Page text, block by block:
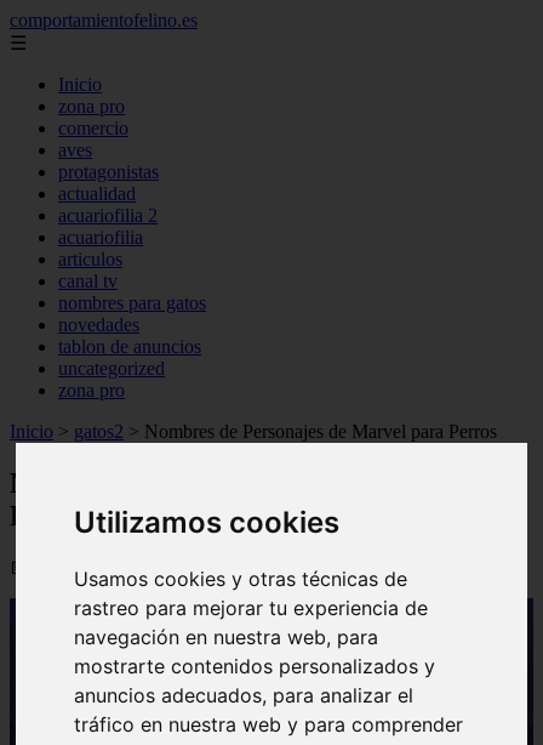
Utilizamos cookies
Usamos cookies y otras técnicas de
rastreo para mejorar tu experiencia de
navegación en nuestra web, para
mostrarte contenidos personalizados y
anuncios adecuados, para analizar el
tráfico en nuestra web y para comprender
comportamientofelino.es
☰
Inicio
zona pro
comercio
aves
protagonistas
actualidad
acuariofilia 2
acuariofilia
articulos
canal tv
nombres para gatos
novedades
tablon de anuncios
uncategorized
zona pro
Inicio > gatos2 > Nombres de Personajes de Marvel para Perros
Nombres de Personajes de Marvel para
Perros
📅 12/06/2025